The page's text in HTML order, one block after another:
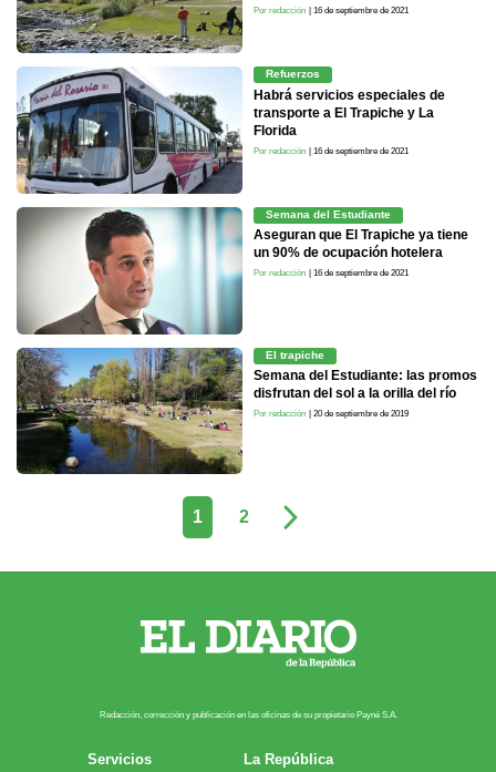
Por redacción | 16 de septiembre de 2021
Refuerzos
Habrá servicios especiales de
transporte a El Trapiche y La
Florida
Por redacción | 16 de septiembre de 2021
Semana del Estudiante
Aseguran que El Trapiche ya tiene
un 90% de ocupación hotelera
Por redacción | 16 de septiembre de 2021
El trapiche
Semana del Estudiante: las promos
disfrutan del sol a la orilla del río
Por redacción | 20 de septiembre de 2019
1 2
Redacción, corrección y publicación en las oficinas de su propietario Payn​é S.A.
Servicios
La República